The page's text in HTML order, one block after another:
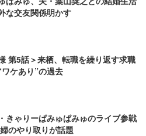
な交友関係明かす
第5話＞来栖、転職を繰り返す求職
ケあり”の過去
きゃりーぱみゅぱみゅのライブ参戦
のやり取りが話題